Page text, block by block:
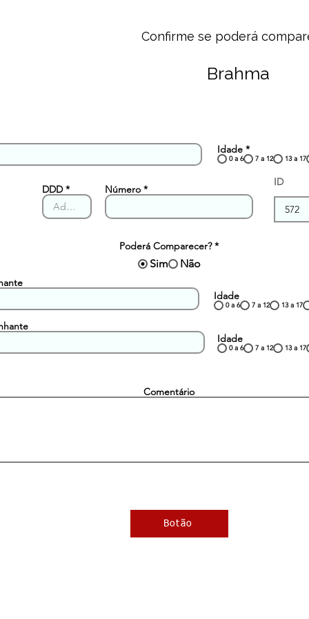
Confirme se poderá
Brahma
Idade *
0 a 6 7 a 12 13 a 17
DDD Número
ID
Poderá Comparecer? *
Sim Não
Idade
0 a 6 7 a 12 13 a 17
Idade
0 a 6 7 a 12 13 a 17
Comentário
Botão